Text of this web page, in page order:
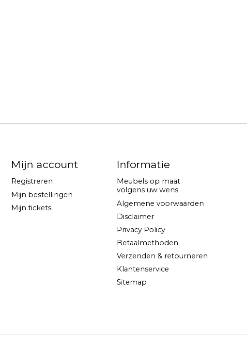
Mijn account
Registreren
Mijn bestellingen
Mijn tickets
Informatie
Meubels op maat
volgens uw wens
Algemene voorwaarden
Disclaimer
Privacy Policy
Betaalmethoden
Verzenden & retourneren
Klantenservice
Sitemap